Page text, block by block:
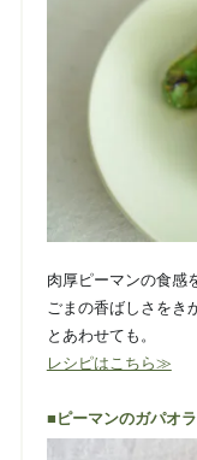
肉厚ピーマンの食感
ごまの香ばしさをき
とあわせても。
レシピはこちら≫
■ピーマンのガパオ